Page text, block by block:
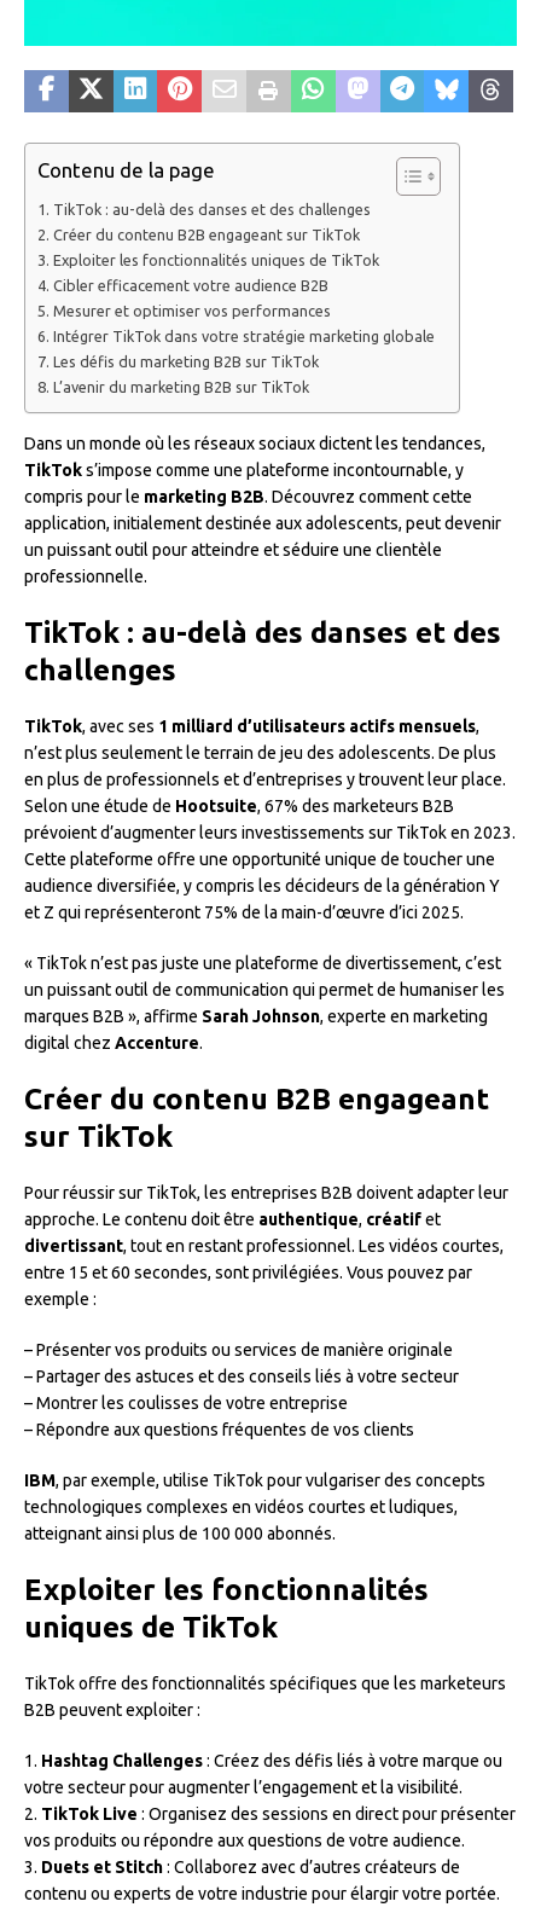
Contenu de la page
TikTok : au-delà des danses et des challenges
Créer du contenu B2B engageant sur TikTok
Exploiter les fonctionnalités uniques de TikTok
Cibler efficacement votre audience B2B
Mesurer et optimiser vos performances
Intégrer TikTok dans votre stratégie marketing globale
Les défis du marketing B2B sur TikTok
L’avenir du marketing B2B sur TikTok
Dans un monde où les réseaux sociaux dictent les tendances,
TikToks’impose comme une plateforme incontournable, y
compris pour le marketing B2B. Découvrez comment cette
application, initialement destinée aux adolescents, peut devenir
un puissant outil pour atteindre et séduire une clientèle
professionnelle.
TikTok : au-delà des danses et des
challenges
TikTok, avec ses 1 milliard d’utilisateurs actifs mensuels,
n’est plus seulement le terrain de jeu des adolescents. De plus
en plus de professionnels et d’entreprises y trouvent leur place.
Selon une étude de Hootsuite, 67% des marketeurs B2B
prévoient d’augmenter leurs investissements sur TikTok en 2023.
Cette plateforme offre une opportunité unique de toucher une
audience diversifiée, y compris les décideurs de la génération Y
et Z qui représenteront 75% de la main-d’œuvre d’ici 2025.
« TikTok n’est pas juste une plateforme de divertissement, c’est
un puissant outil de communication qui permet de humaniser les
marques B2B », affirme Sarah Johnson, experte en marketing
digital chez Accenture.
Créer du contenu B2B engageant
sur TikTok
Pour réussir sur TikTok, les entreprises B2B doivent adapter leur
approche. Le contenu doit être authentique, créatifet
divertissant, tout en restant professionnel. Les vidéos courtes,
entre 15 et 60 secondes, sont privilégiées. Vous pouvez par
exemple :
– Présenter vos produits ou services de manière originale
– Partager des astuces et des conseils liés à votre secteur
– Montrer les coulisses de votre entreprise
– Répondre aux questions fréquentes de vos clients
IBM, par exemple, utilise TikTok pour vulgariser des concepts
technologiques complexes en vidéos courtes et ludiques,
atteignant ainsi plus de 100 000 abonnés.
Exploiter les fonctionnalités
uniques de TikTok
TikTok offre des fonctionnalités spécifiques que les marketeurs
B2B peuvent exploiter :
1. Hashtag Challenges: Créez des défis liés à votre marque ou
votre secteur pour augmenter l’engagement et la visibilité.
2. TikTok Live : Organisez des sessions en direct pour présenter
vos produits ou répondre aux questions de votre audience.
3. Duets et Stitch: Collaborez avec d’autres créateurs de
contenu ou experts de votre industrie pour élargir votre portée.